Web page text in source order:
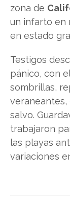
zona de
un infarto en
en estado
Testigos
pánico, con
sombrillas,
salvo.
trabajaron
las playas
variaciones